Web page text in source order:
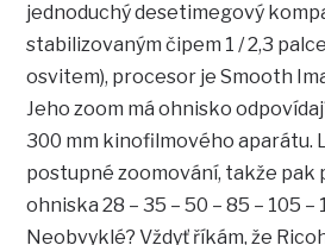
jednoduchý desetimegový
stabilizovaným čipem 1 / 2,3
osvitem), procesor je Smooth
Jeho zoom má ohnisko
300 mm kinofilmového aparátu.
postupné zoomování, takže pak
ohniska 28 – 35 – 50 – 85 – 105 –
Neobvyklé? Vždyť říkám, že